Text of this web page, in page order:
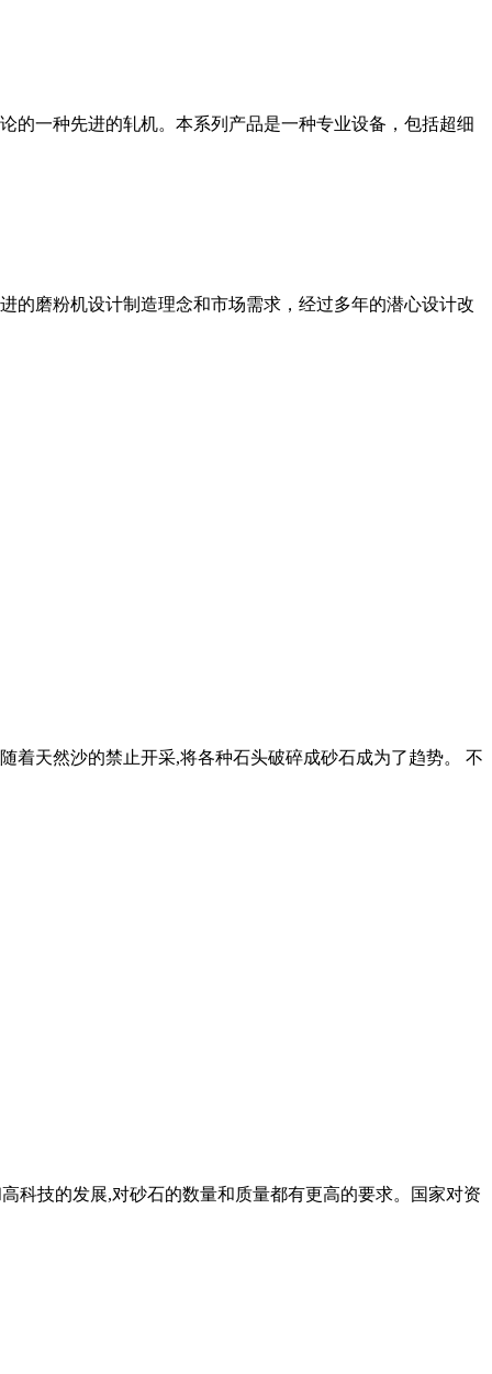
的一种先进的轧机。本系列产品是一种专业设备，包括超细
的磨粉机设计制造理念和市场需求，经过多年的潜心设计改
着天然沙的禁止开采,将各种石头破碎成砂石成为了趋势。 不
科技的发展,对砂石的数量和质量都有更高的要求。国家对资